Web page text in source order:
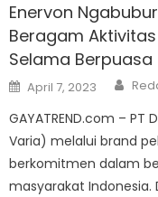
Enervon
Beragam
Selama Berpuasa
Posted
on
April 7, 2023
GAYATREND.com –
Varia) melalui brand
berkomitmen dalam
masyarakat Indonesia.